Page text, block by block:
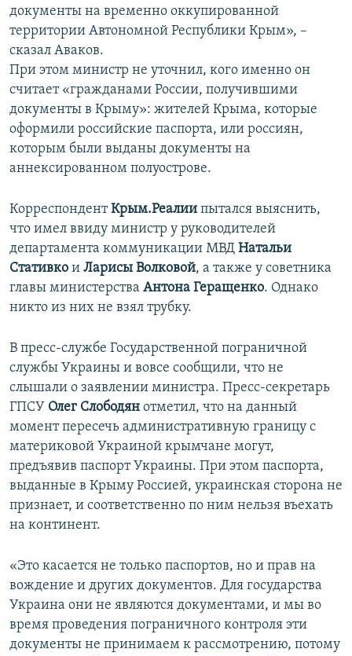
документы на временно оккупированной
территории Автономной Республики Крым», –
сказал Аваков.
При этом министр не уточнил, кого именно он
считает «гражданами России, получившими
документы в Крыму»: жителей Крыма, которые
оформили российские паспорта, или россиян,
которым были выданы документы на
аннексированном полуострове.
КорреспондентКрым.Реалии пытался выяснить,
что имел ввиду министр у руководителей
департамента коммуникации МВД Натальи
Стативко и Ларисы Волковой, а также у советника
главы министерства Антона Геращенко. Однако
никто из них не взял трубку.
В пресс-службе Государственной пограничной
службы Украины и вовсе сообщили, что не
слышали о заявлении министра. Пресс-секретарь
ГПСУ Олег Слободян отметил, что на данный
момент пересечь административную границу с
материковой Украиной крымчане могут,
предъявив паспорт Украины. При этом паспорта,
выданные в Крыму Россией, украинская сторона не
признает, и соответственно по ним нельзя въехать
на континент.
«Это касается не только паспортов, но и прав на
вождение и других документов. Для государства
Украина они не являются документами, и мы во
время проведения пограничного контроля эти
документы не принимаем к рассмотрению, потому